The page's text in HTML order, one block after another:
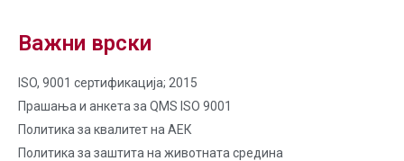
Важни врски
ISO, 9001 сертификација; 2015
Прашања и анкета за QMS ISO 9001
Политика за квалитет на AЕК
Политика за заштита на животната средина